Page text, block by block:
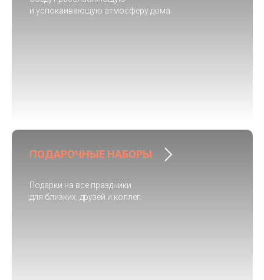
и успокаивающую атмосферу дома.
ПОДАРОЧНЫЕ НАБОРЫ
Подарки на все праздники
для близких, друзей и коллег.